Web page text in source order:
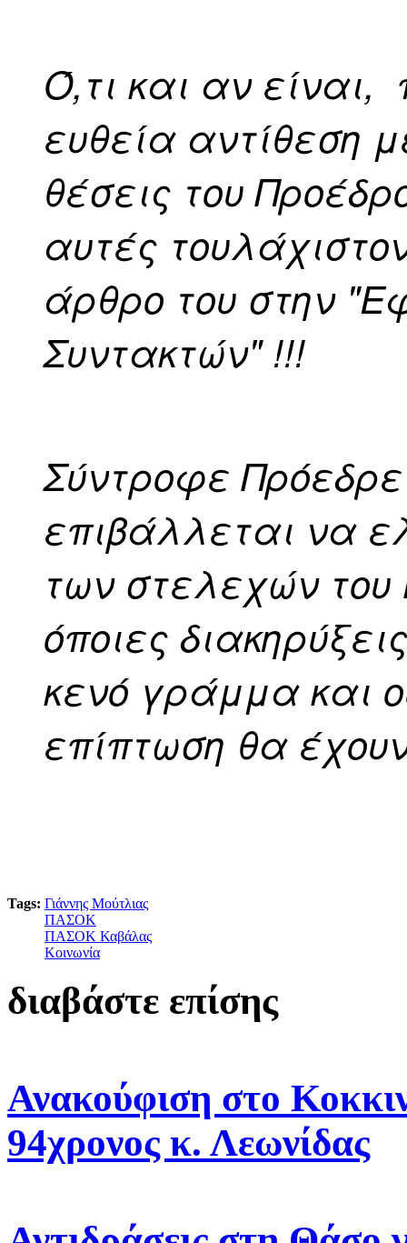
Ό,τι και αν
ευθεία αντίθεση
θέσεις του
αυτές
άρθρο του στην
Συντακτών" !!!
Σύντροφε
επιβάλλεται να
των στελεχών
όποιες
κενό γράμμα και
επίπτωση θα
Tags: Γιάννης Μούτλιας
ΠΑΣΟΚ
ΠΑΣΟΚ Καβάλας
Κοινωνία
διαβάστε επίσης
Ανακούφιση στο
94χρονος κ. Λεωνίδας